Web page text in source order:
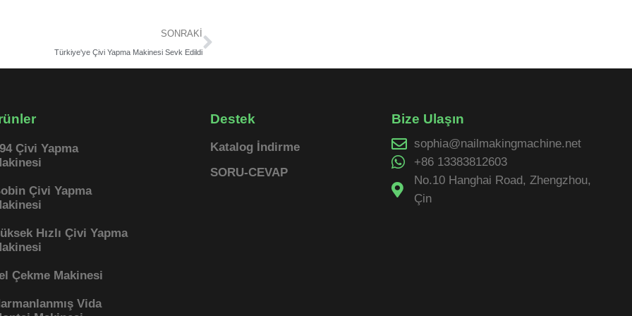
SONRAKI
Türkiye'ye Çivi Yapma Makinesi Sevk Edildi
Sonraki
Çivi Yapma
Çivi Yapma
Hızlı Çivi Yapma
Çekme Makinesi
Vida
Destek
Katalog İndirme
SORU-CEVAP
Bize Ulaşın
sophia@nailmakingmachine.net
+86 13383812603
No.10 Hanghai Road, Zhengzhou,
Çin